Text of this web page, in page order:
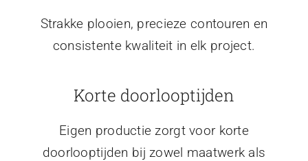
Strakke plooien, precieze contouren en
consistente kwaliteit in elk project.
Korte doorlooptijden
Eigen productie zorgt voor korte
doorlooptijden bij zowel maatwerk als